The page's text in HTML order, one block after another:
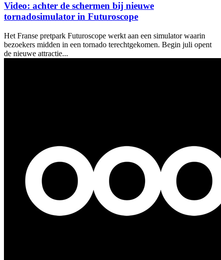
Video: achter de schermen bij nieuwe
tornadosimulator in Futuroscope
Het Franse pretpark Futuroscope werkt aan een simulator waarin
bezoekers midden in een tornado terechtgekomen. Begin juli opent
de nieuwe attractie...